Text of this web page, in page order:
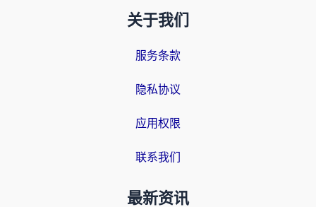
关于我们
服务条款
隐私协议
应用权限
联系我们
最新资讯